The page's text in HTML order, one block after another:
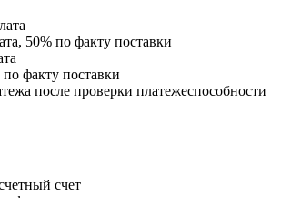
50% по факту поставки
по факту поставки
после проверки платежеспособности
счет